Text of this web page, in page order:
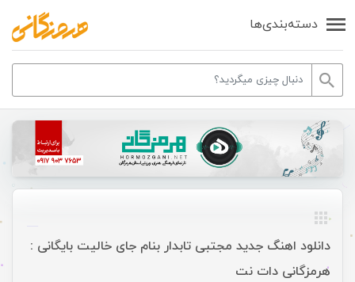
دسته‌بندی‌ها
دانلود اهنگ جدید مجتبی تابدار بنام جای خالیت بایگانی :
هرمزگانی دات نت